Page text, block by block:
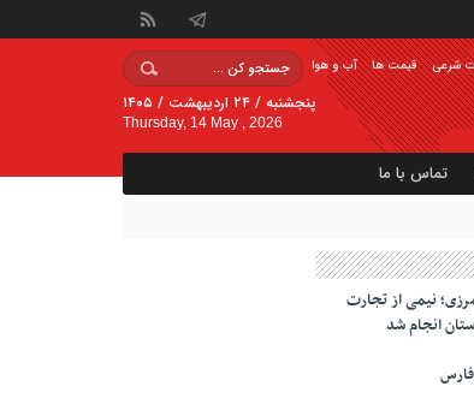
آب و هوا قیمت ها شرعی
پنجشنبه / ۲۴ اردیبهشت / ۱۴۰۵
Thursday, 14 May , 2026
تماس با ما
نیمی از تجارت
انجام شد
فارس